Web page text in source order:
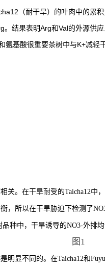
（耐干旱）的叶肉中的累
结果表明Arg和Val的外源供
基酸很重要茶树中与K+减轻
关。 在干旱耐受的Taicha12中
，所以在干旱胁迫下检测了NO
品种中，干旱诱导的NO3-外排均
图1
明显不同的。在Taicha12和